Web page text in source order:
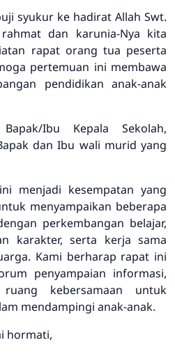
syukur ke hadirat Allah Swt.
dan karunia-Nya kita
rapat orang tua peserta
pertemuan ini membawa
pendidikan anak-anak
Ibu Kepala Sekolah,
dan Ibu wali murid yang
menjadi kesempatan yang
menyampaikan beberapa
perkembangan belajar,
karakter, serta kerja sama
Kami berharap rapat ini
penyampaian informasi,
kebersamaan untuk
mendampingi anak-anak.
hormati,